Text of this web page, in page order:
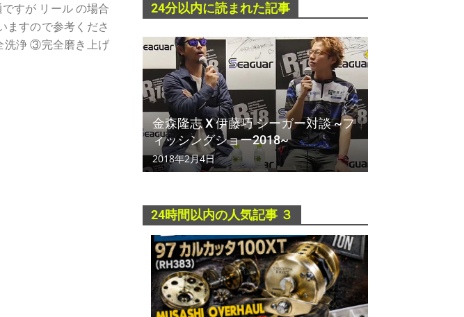
すが リール の場合
ますので参考くださ
洗浄 ③完全磨き上げ
24分以内に読まれた記事
金森隆志 X 伊藤巧 シーガー対談 ~フ
ィッシングショー2018~
2018年2月4日
24時間以内の人気記事 ３